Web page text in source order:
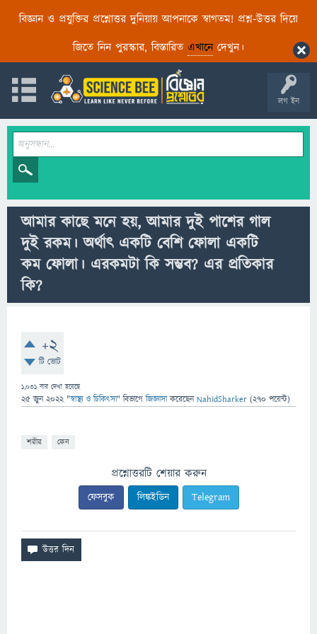
বিজ্ঞান ও প্রযুক্তির প্রশ্নোত্তর দুনিয়ায় আপনাকে স্বাগতম! প্রশ্ন-উত্তর দিয়ে
জিতে নিন পুরস্কার, বিস্তারিত এখানেদেখুন।
লগ ইন
আমার কাছে মনে হয়, আমার দুই পাশের গাল
দুই রকম। অর্থাৎ একটি বেশি ফোলা একটি
কম ফোলা। এরকমটা কি সম্ভব? এর প্রতিকার
কি?
+2
টি ভোট
1,031 বার দেখা হয়েছে
25 জুন 2022 "স্বাস্থ্য ও চিকিৎসা" বিভাগে জিজ্ঞাসাকরেছেনNahidSharker (270 পয়েন্ট)
শরীর কেন
প্রশ্নোত্তরটি শেয়ার করুন
ফেসবুক লিঙ্কইডিন Telegram